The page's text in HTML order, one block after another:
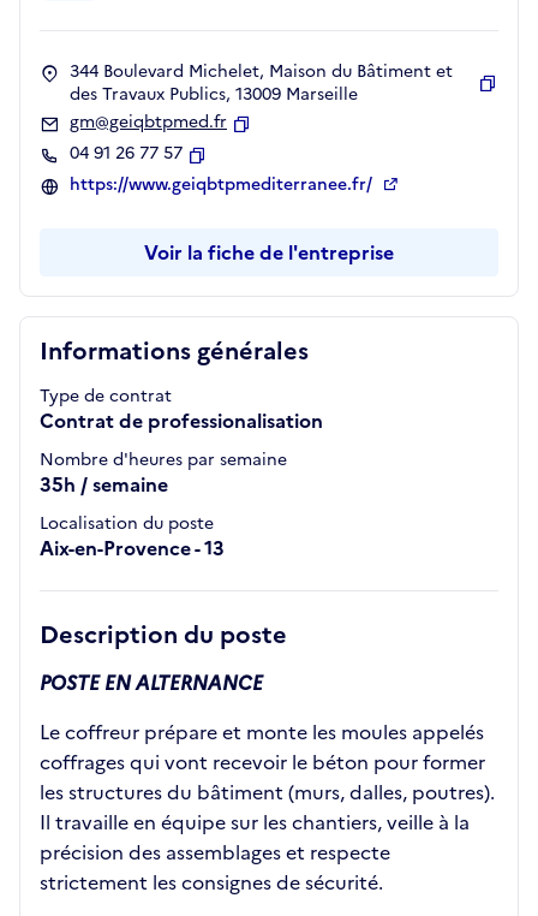
Informations générales
Type de contrat
Contrat de professionalisation
Nombre d'heures par semaine
35h / semaine
Localisation du poste
Aix-en-Provence - 13
Description du poste
POSTE EN ALTERNANCE
Le coffreur prépare et monte les moules appelés
coffrages qui vont recevoir le béton pour former
les structures du bâtiment (murs, dalles, poutres).
Il travaille en équipe sur les chantiers, veille à la
précision des assemblages et respecte
strictement les consignes de sécurité.
344 Boulevard Michelet, Maison du Bâtiment et
des Travaux Publics, 13009 Marseille
gm@geiqbtpmed.fr
04 91 26 77 57
Copier
https://www.geiqbtpmediterranee.fr/
Voir la fiche de l'entreprise